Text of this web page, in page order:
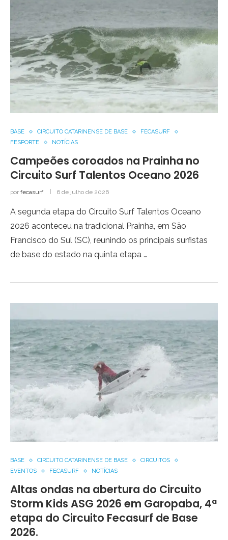
BASE CIRCUITO CATARINENSE DE BASE
FECASURF
FESPORTE
NOTÍCIAS
Campeões coroados na Prainha no
Circuito Surf Talentos Oceano 2026
por fecasurf 6 de julho de 2026
A segunda etapa do Circuito Surf Talentos Oceano
2026 aconteceu na tradicional Prainha, em São
Francisco do Sul (SC), reunindo os principais surfistas
de base do estado na quinta etapa …
BASE CIRCUITO CATARINENSE DE BASE
CIRCUITOS
EVENTOS
FECASURF NOTÍCIAS
Altas ondas na abertura do Circuito
Storm Kids ASG 2026 em Garopaba, 4ª
etapa do Circuito Fecasurf de Base
2026.